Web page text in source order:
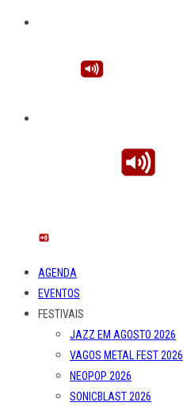
AGENDA
EVENTOS
FESTIVAIS
JAZZ EM AGOSTO 2026
VAGOS METAL FEST 2026
NEOPOP 2026
SONICBLAST 2026